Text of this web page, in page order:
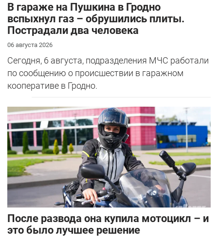
В гараже на Пушкина в Гродно
вспыхнул газ – обрушились плиты.
Пострадали два человека
06 августа 2026
Сегодня, 6 августа, подразделения МЧС работали
по сообщению о происшествии в гаражном
кооперативе в Гродно.
После развода она купила мотоцикл – и
это было лучшее решение